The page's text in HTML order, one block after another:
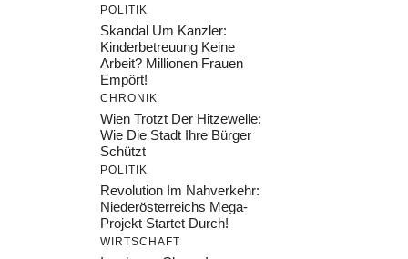
POLITIK
Skandal Um Kanzler:
Kinderbetreuung Keine
Arbeit? Millionen Frauen
Empört!
CHRONIK
Wien Trotzt Der Hitzewelle:
Wie Die Stadt Ihre Bürger
Schützt
POLITIK
Revolution Im Nahverkehr:
Niederösterreichs Mega-
Projekt Startet Durch!
WIRTSCHAFT